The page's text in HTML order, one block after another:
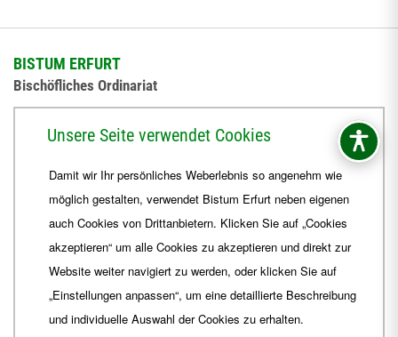
BISTUM ERFURT
Bischöfliches Ordinariat
+49 361 6572-444
ordinariat Bistum-Erfurt.de
Unsere Seite verwendet Cookies
Damit wir Ihr persönliches Weberlebnis so angenehm wie
möglich gestalten, verwendet Bistum Erfurt neben eigenen
auch Cookies von Drittanbietern. Klicken Sie auf „Cookies
akzeptieren“ um alle Cookies zu akzeptieren und direkt zur
Website weiter navigiert zu werden, oder klicken Sie auf
„Einstellungen anpassen“, um eine detaillierte Beschreibung
und individuelle Auswahl der Cookies zu erhalten.